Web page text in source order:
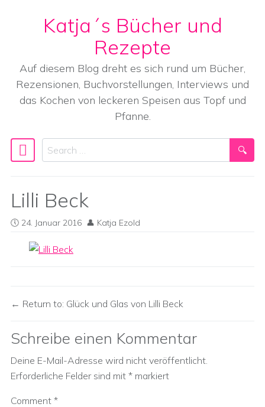
Skip to content
Katja´s Bücher und
Rezepte
Auf diesem Blog dreht es sich rund um Bücher,
Rezensionen, Buchvorstellungen, Interviews und
das Kochen von leckeren Speisen aus Topf und
Pfanne.
Main Navigation
Search
Lilli Beck
24. Januar 2016 Katja Ezold
Return to: Glück und Glas von Lilli Beck
Schreibe einen Kommentar
Deine E-Mail-Adresse wird nicht veröffentlicht.
Erforderliche Felder sind mit * markiert
Comment *